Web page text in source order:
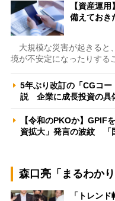
【資産運
備えておき
大規模な災害が起きると
境が不安定になったりする
5年ぶり改訂の「CGコ
説 企業に成長投資の具
【令和のPKOか】GPIF
資拡大」発言の波紋 「
森口亮「まるわかり
「トレン